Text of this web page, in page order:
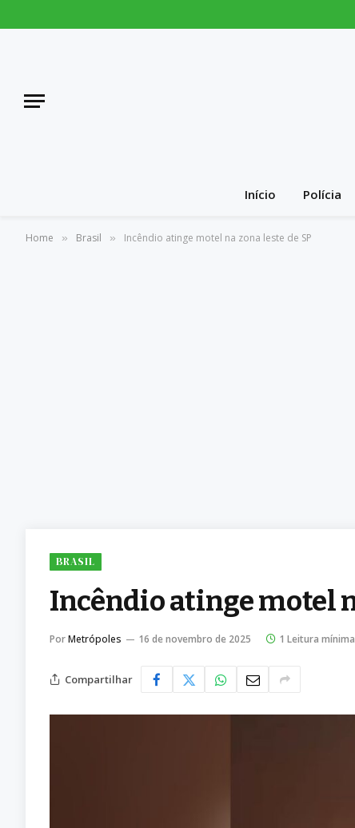
Início Polícia
Home » Brasil » Incêndio atinge motel na zona leste de SP
BRASIL
Incêndio atinge motel
PorMetrópoles 16 de novembro de 2025 1 Leitura mínima
Compartilhar